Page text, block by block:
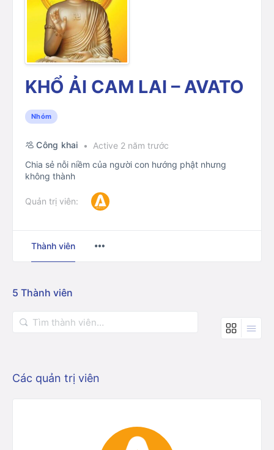
KHỔ ẢI CAM LAI – AVATO
Nhóm
Công khai
Active 2 năm trước
Chia sẻ nỗi niềm của người con hướng phật nhưng
không thành
Quản trị viên:
Thành viên
Items
5 Thành viên
Tìm
thành
Các quản trị viên